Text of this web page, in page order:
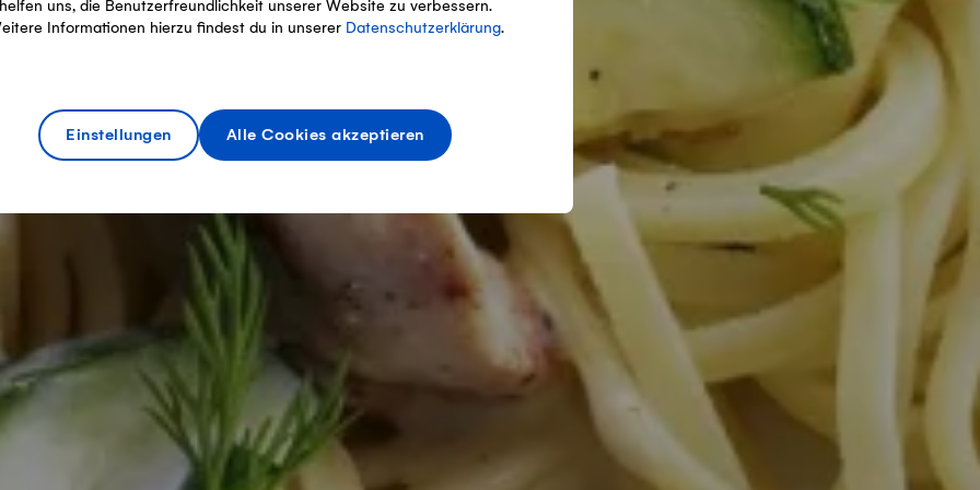
uns, die Benutzerfreundlichkeit unserer Website zu verbessern.
Informationen hierzu findest du in unserer Datenschutzerklärung.
Einstellungen Alle Cookies akzeptieren